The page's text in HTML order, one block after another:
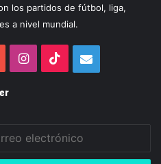
los partidos de fútbol, liga,
a nivel mundial.
Instagram
TikTokCorreo